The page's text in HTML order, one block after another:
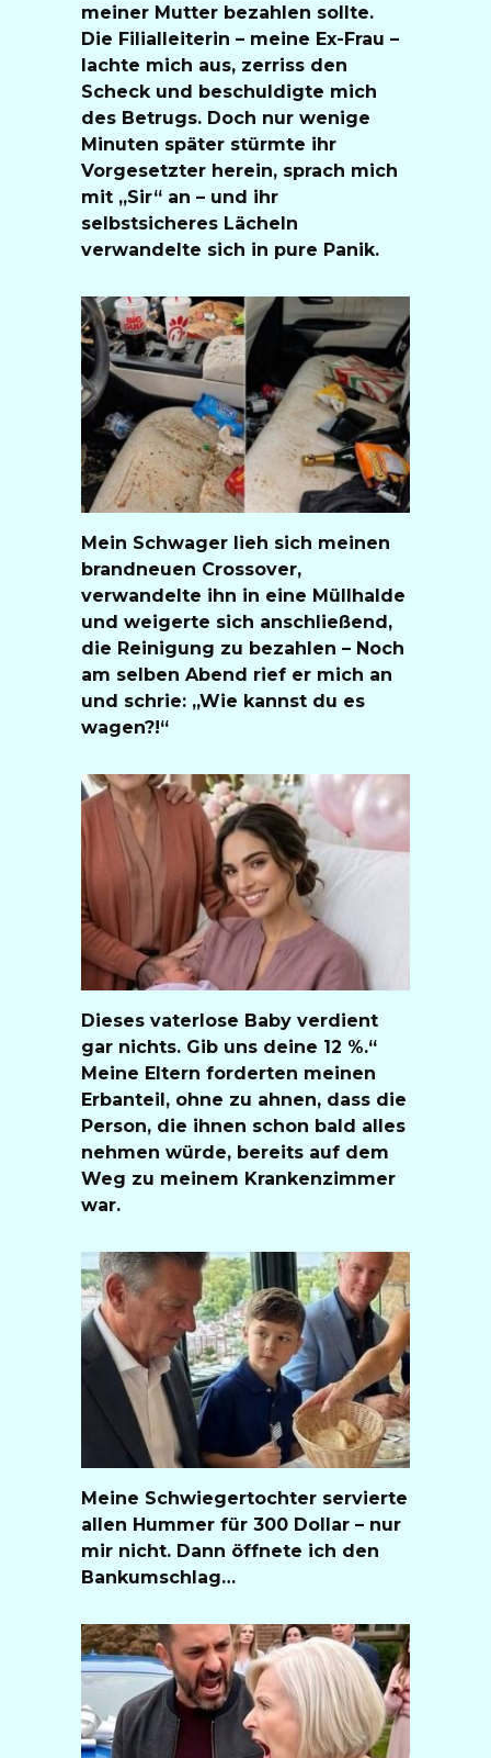
meiner Mutter bezahlen sollte.
Die Filialleiterin – meine Ex-Frau –
lachte mich aus, zerriss den
Scheck und beschuldigte mich
des Betrugs. Doch nur wenige
Minuten später stürmte ihr
Vorgesetzter herein, sprach mich
mit „Sir“ an – und ihr
selbstsicheres Lächeln
verwandelte sich in pure Panik.
Mein Schwager lieh sich meinen
brandneuen Crossover,
verwandelte ihn in eine Müllhalde
und weigerte sich anschließend,
die Reinigung zu bezahlen – Noch
am selben Abend rief er mich an
und schrie: „Wie kannst du es
wagen?!“
Dieses vaterlose Baby verdient
gar nichts. Gib uns deine 12 %.“
Meine Eltern forderten meinen
Erbanteil, ohne zu ahnen, dass die
Person, die ihnen schon bald alles
nehmen würde, bereits auf dem
Weg zu meinem Krankenzimmer
war.
Meine Schwiegertochter servierte
allen Hummer für 300 Dollar – nur
mir nicht. Dann öffnete ich den
Bankumschlag…